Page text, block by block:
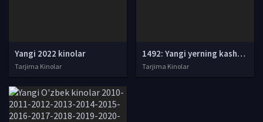
Yangi 2022 kinolar
Tarjima Kinolar
1492: Yangi yerning kashf etilishi Uzbek tilida O'zbek tilida 1992 tarjima kino Full HD skachat
Tarjima Kinolar